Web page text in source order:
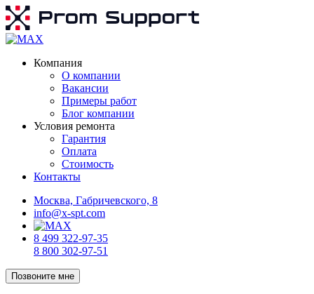
Компания
О компании
Вакансии
Примеры работ
Блог компании
Условия ремонта
Гарантия
Оплата
Стоимость
Контакты
Москва, Габричевского, 8
info@x-spt.com
8 499 322-97-35
8 800 302-97-51
Позвоните мне